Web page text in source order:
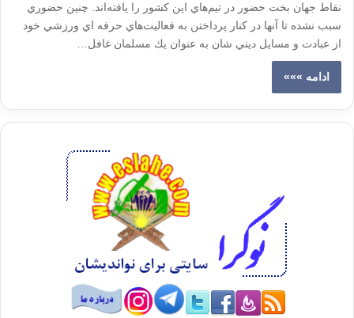
نقاط جهان بخت حضور در تيم‌هاي اين كشور را يافته‌اند. چنين حضوري
سبب نشده تا آنها در كنار پرداختن به فعاليت‌هاي حرفه اي ورزشي خود
از عبادت و مسايل ديني شان به عنوان يك مسلمان غافل…
ادامه »»»